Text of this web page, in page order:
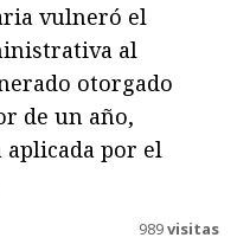
vulneró el
al
otorgado
de un año,
aplicada por el
989visitas